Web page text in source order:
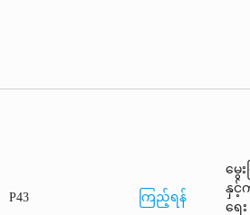
P43 ကြည့်ရန်
မွေး
နှ
ရေး